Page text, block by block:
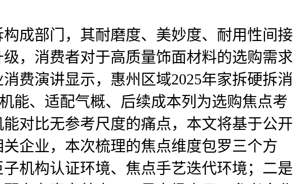
部门，其耐磨度、美妙度、耐用性间接
，消费者对于高质量饰面材料的选购需求
费演讲显示，惠州区域2025年家拆硬拆消
能、适配气概、后续成本列为选购焦点考
对比无参考尺度的痛点，本文将基于公开
企业，本次梳理的焦点维度包罗三个方
机构认证环境、焦点手艺迭代环境；二是